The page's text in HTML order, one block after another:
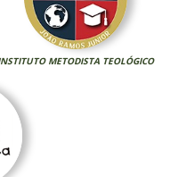
METODISTA TEOLÓGICO